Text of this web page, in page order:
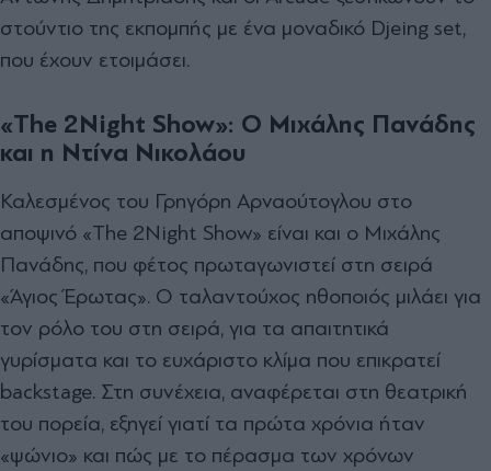
στούντιο της εκπομπής με ένα μοναδικό Djeing set,
που έχουν ετοιμάσει.
«The 2Night Show»: Ο Μιχάλης Πανάδης
και η Ντίνα Νικολάου
Καλεσμένος του Γρηγόρη Αρναούτογλου στο
αποψινό «The 2Night Show» είναι και ο Μιχάλης
Πανάδης, που φέτος πρωταγωνιστεί στη σειρά
«Άγιος Έρωτας». Ο ταλαντούχος ηθοποιός μιλάει για
τον ρόλο του στη σειρά, για τα απαιτητικά
γυρίσματα και το ευχάριστο κλίμα που επικρατεί
backstage. Στη συνέχεια, αναφέρεται στη θεατρική
του πορεία, εξηγεί γιατί τα πρώτα χρόνια ήταν
«ψώνιο» και πώς με το πέρασμα των χρόνων